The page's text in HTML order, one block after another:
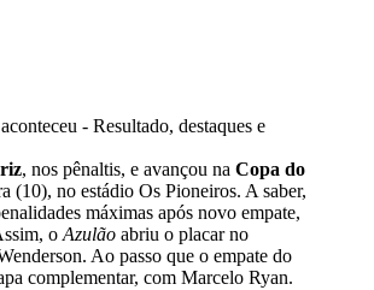
- Resultado, destaques e
, nos pênaltis, e avançou na Copa do
(10), no estádio Os Pioneiros. A saber,
máximas após novo empate,
o Azulão abriu o placar no
Ao passo que o empate do
complementar, com Marcelo Ryan.